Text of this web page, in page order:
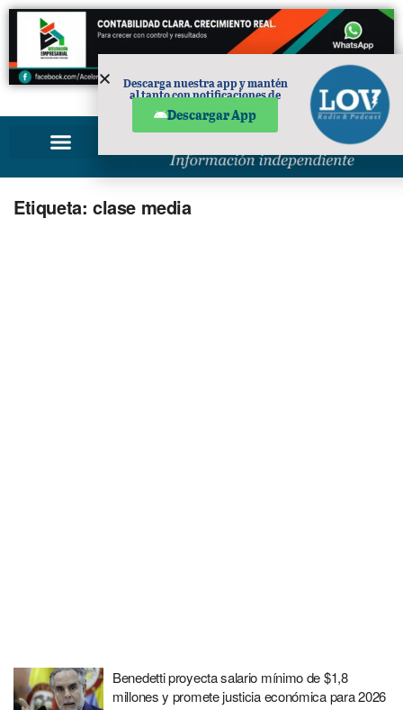
PUBLICIDAD
Etiqueta: clase media
Benedetti proyecta salario mínimo de $1,8
millones y promete justicia económica para 2026
Descarga nuestra app y mantén
al tanto con notificaciones de
Descargar App